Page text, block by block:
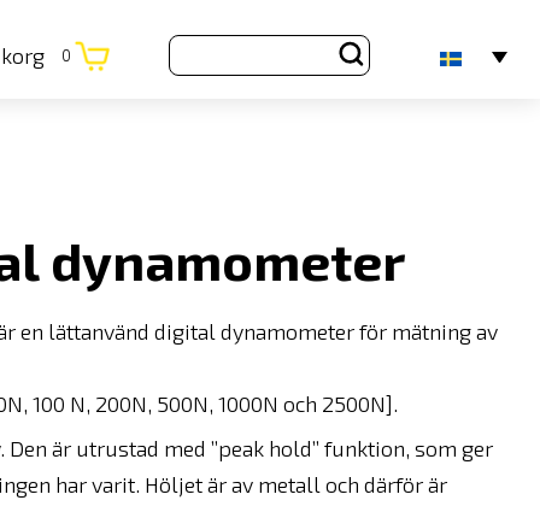
0
dynamometer
en lättanvänd digital dynamometer för mätning av
100 N, 200N, 500N, 1000N och 2500N].
är utrustad med ”peak hold” funktion, som ger
har varit. Höljet är av metall och därför är